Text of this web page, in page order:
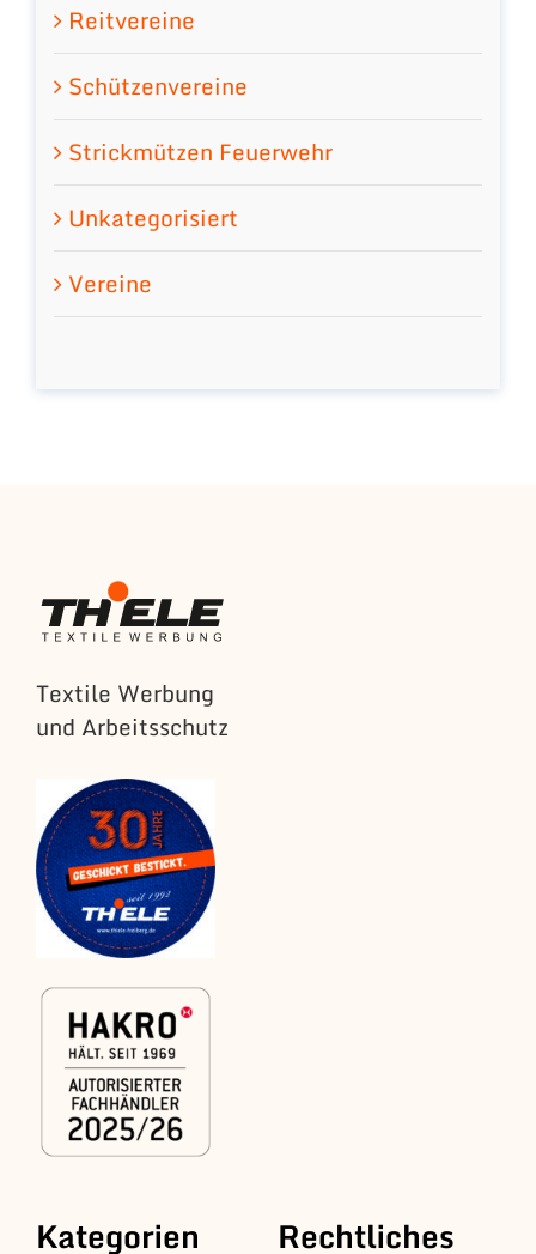
Reitvereine
Schützenvereine
Strickmützen Feuerwehr
Unkategorisiert
Vereine
Textile Werbung
und Arbeitsschutz
Kategorien Rechtliches